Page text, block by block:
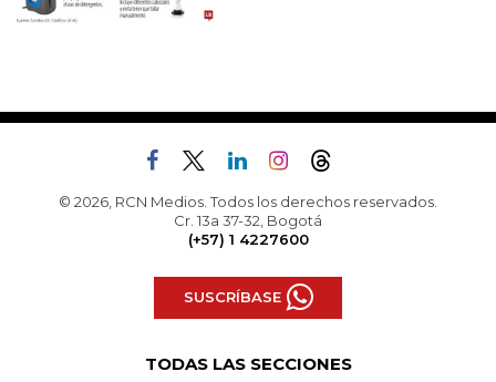
© 2026, RCN Medios. Todos los derechos reservados.
Cr. 13a 37-32, Bogotá
(+57) 1 4227600
SUSCRÍBASE
TODAS LAS SECCIONES